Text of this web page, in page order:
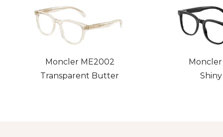
Moncler ME2002
Transparent Butter